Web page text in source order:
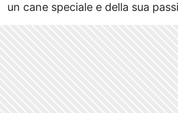
un cane speciale e della sua